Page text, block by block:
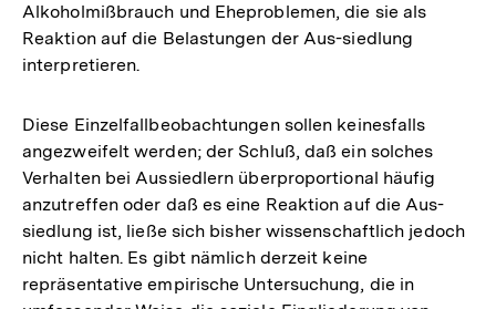
Alkoholmißbrauch und Eheproblemen, die sie als
Reaktion auf die Belastungen der Aus-siedlung
interpretieren.
Diese Einzelfallbeobachtungen sollen keinesfalls
angezweifelt werden; der Schluß, daß ein solches
Verhalten bei Aussiedlern überproportional häufig
anzutreffen oder daß es eine Reaktion auf die Aus-
siedlung ist, ließe sich bisher wissenschaftlich jedoch
nicht halten. Es gibt nämlich derzeit keine
repräsentative empirische Untersuchung, die in